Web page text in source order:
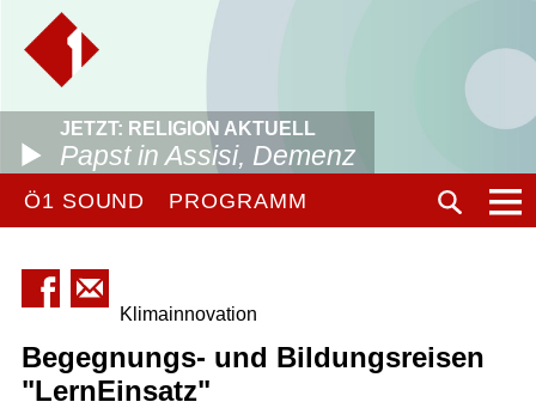
JETZT: RELIGION AKTUELL
Papst in Assisi, Demenz
Ö1 SOUND PROGRAMM
Klimainnovation
Begegnungs- und Bildungsreisen
"LernEinsatz"